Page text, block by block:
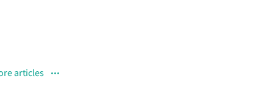
articles